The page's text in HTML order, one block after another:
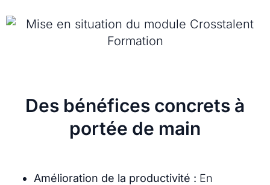
Des bénéfices concrets à
portée de main
Amélioration de la productivité : En